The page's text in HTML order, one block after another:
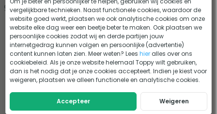
gebruiken.
Aqua Marina Tomahawk
Air-C 480 opblaasbare
kano - 2-3 personen
5 beoordelingen
Niet meer leverbaar
vergelijkbare technieken. Naast functionele cookies, waardoor de
website goed werkt, plaatsen we ook analytische cookies om onze
website elke dag weer een beetje beter te maken. Ook plaatsen we
persoonlijke cookies zodat wij en derde partijen jouw
internetgedrag kunnen volgen en persoonlijke (advertentie)
content kunnen laten zien. Meer weten? Leeshier alles over ons
cookiebeleid. Als je onze website helemaal Toppy wilt gebruiken,
dan is het nodig dat je onze cookies accepteert. Indien je kiest voor
weigeren, plaatsen we alleen functionele en analytische cookies.
Accepteer Weigeren